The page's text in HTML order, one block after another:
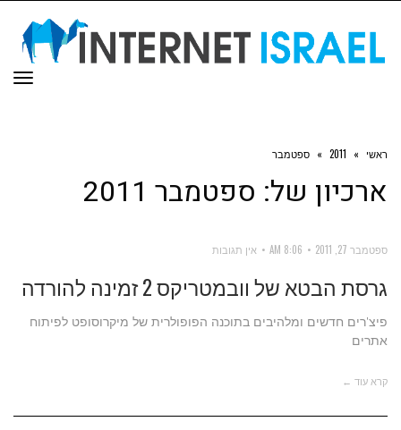
ראשי »
2011
» ספטמבר
ארכיון של: ספטמבר 2011
ספטמבר 27, 2011 8:06 AM אין תגובות
גרסת הבטא של וובמטריקס 2 זמינה להורדה
פיצ'רים חדשים ומלהיבים בתוכנה הפופולרית של מיקרוסופט לפיתוח
אתרים
קרא עוד ←